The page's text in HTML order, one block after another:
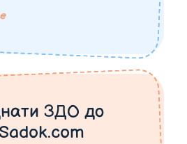
ЗДО до